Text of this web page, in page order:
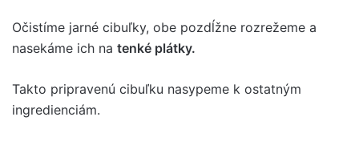
Očistíme jarné cibuľky, obe pozdĺžne rozrežeme a
nasekáme ich na tenké plátky.
Takto pripravenú cibuľku nasypeme k ostatným
ingredienciám.